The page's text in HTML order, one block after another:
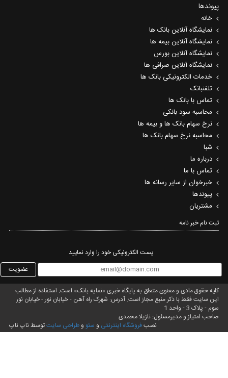
پیوندها
خانه
نمایشگاه آنلاین بانک ها
نمایشگاه آنلاین بیمه ها
نمایشگاه آنلاین بورس
نمایشگاه آنلاین صرافی ها
خدمات الکترونیکی بانک ها
تلفنبانک
تماس با بانک ها
محاسبه سود بانکی
نرخ سهام بانک ها و بیمه ها
محاسبه نرخ سهام بانک ها
شبا
درباره ما
تماس با ما
خبرخوان از سایر رسانه ها
پیوندها
مشتریان
ثبت نام خبر نامه‌
پست الکترونیکی خود را وارد نمایید
عضویت
کلیه حقوق مادی و معنوی متعلق به پایگاه خبری «نمایه بانک» است. استفاده از مطالب
این سایت فقط با ذکر منبع مجاز است. آدرس: شهرک راه آهن - خیابان نور - خیابان نور
سوم - پلاک 3 - واحد 1
صاحب امتیاز و مدیرمسئول: نازیلا محمدی
نصبفروشگاه اینترنتیو سئوو طراحی سایتتوسط ناپ ناپ